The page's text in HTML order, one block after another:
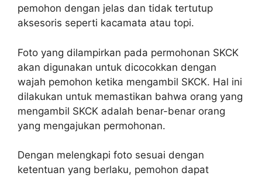
pemohon dengan jelas dan tidak tertutup
aksesoris seperti kacamata atau topi.
Foto yang dilampirkan pada permohonan SKCK
akan digunakan untuk dicocokkan dengan
wajah pemohon ketika mengambil SKCK. Hal ini
dilakukan untuk memastikan bahwa orang yang
mengambil SKCK adalah benar-benar orang
yang mengajukan permohonan.
Dengan melengkapi foto sesuai dengan
ketentuan yang berlaku, pemohon dapat